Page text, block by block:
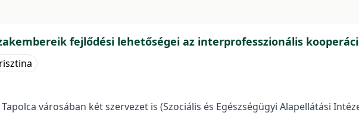
fejlődési lehetőségei az interprofesszionális
városában két szervezet is (Szociális és Egészségügyi Alapellátási